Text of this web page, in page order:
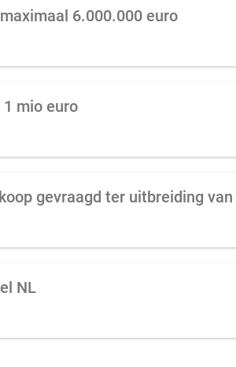
6.000.000 euro
mio euro
NL